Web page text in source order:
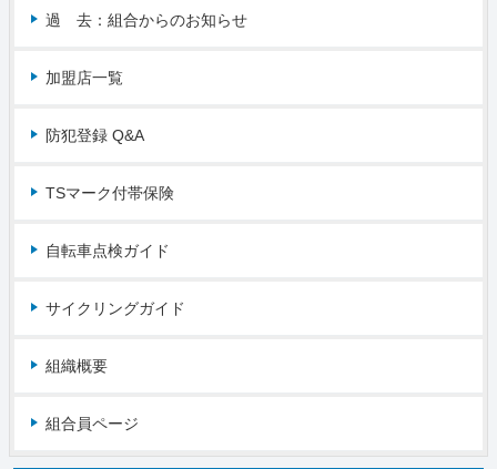
過 去：組合からのお知らせ
加盟店一覧
防犯登録 Q&A
TSマーク付帯保険
自転車点検ガイド
サイクリングガイド
組織概要
組合員ページ